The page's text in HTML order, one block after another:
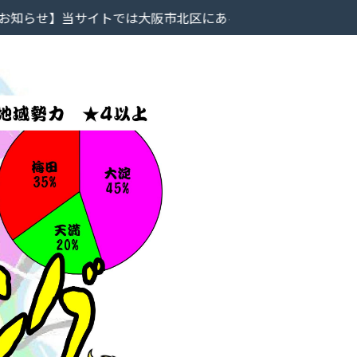
阪市北区にあるラーメン屋のレビューを掲載しています。